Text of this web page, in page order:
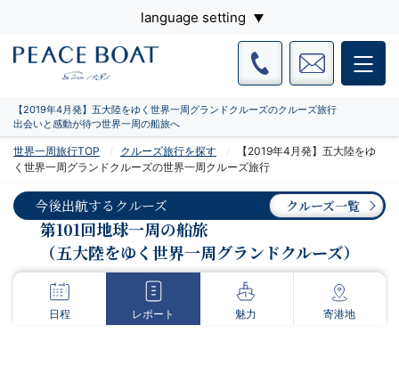
language setting
【2019年4月発】五大陸をゆく世界一周グランドクルーズのクルーズ旅行
出会いと感動が待つ世界一周の船旅へ
世界一周旅行TOP クルーズ旅行を探す
【2019年4月発】五大陸をゆ
く世界一周グランドクルーズの世界一周クルーズ旅行
今後出航するクルーズ クルーズ一覧
第101回地球一周の船旅
（五大陸をゆく世界一周グランドクルーズ）
日程 レポート 魅力 寄港地